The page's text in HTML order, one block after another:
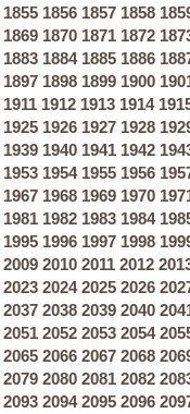
1855 1856 1857 1858
1869 1870 1871 1872
1883 1884 1885 1886
1897 1898 1899 1900
1911 1912 1913 1914
1925 1926 1927 1928
1939 1940 1941 1942
1953 1954 1955 1956
1967 1968 1969 1970
1981 1982 1983 1984
1995 1996 1997 1998
2009 2010 2011 2012
2023 2024 2025 2026
2037 2038 2039 2040
2051 2052 2053 2054
2065 2066 2067 2068
2079 2080 2081 2082
2093 2094 2095 2096